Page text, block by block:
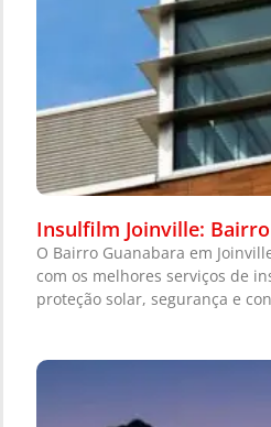
Insulfilm Joinville:
O Bairro Guanabara em
com os melhores serviços de
proteção solar, segurança e